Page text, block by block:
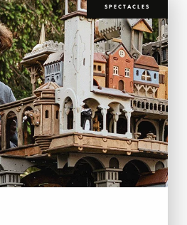
SPECTACLES